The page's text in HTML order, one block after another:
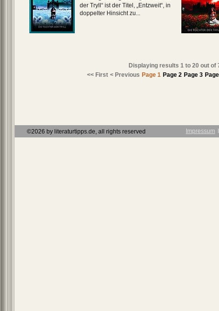
der Tryll“ ist der Titel, „Entzweit“, in
doppelter Hinsicht zu...
Displaying results 1 to 20 out of
<< First < Previous Page 1 Page 2 Page 3
©2026 by literaturtipps.de, all rights reserved Impressum